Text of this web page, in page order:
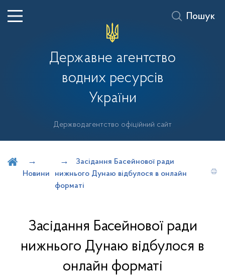
Державне агентство
водних ресурсів
України
Держводагентство офіційний сайт
Пошук
Новини
Засідання Басейнової ради
нижнього Дунаю відбулося в онлайн
форматі
Засідання Басейнової ради
нижнього Дунаю відбулося в
онлайн форматі